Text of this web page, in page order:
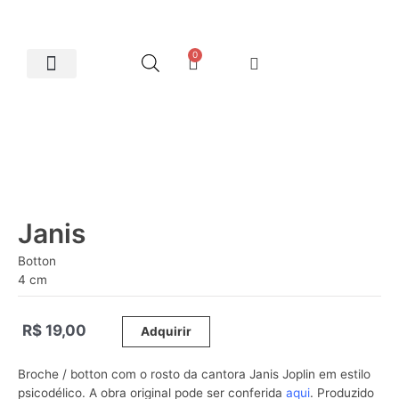
0
Janis
Botton
4 cm
R$ 19,00 Adquirir
Broche / botton com o rosto da cantora Janis Joplin em estilo
psicodélico. A obra original pode ser conferida aqui. Produzido